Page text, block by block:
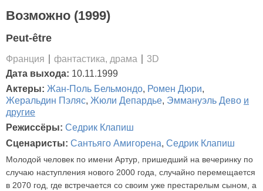
Возможно (1999)
Peut-être
Франция фантастика, драма
3D
Дата выхода: 10.11.1999
Актеры: Жан-Поль Бельмондо, Ромен Дюри,
Жеральдин Пэляс, Жюли Депардье, Эммануэль Дево и
другие
Режиссёры: Седрик Клапиш
Сценаристы: Сантьяго Амигорена, Седрик Клапиш
Молодой человек по имени Артур, пришедший на вечеринку по
случаю наступления нового 2000 года, случайно перемещается
в 2070 год, где встречается со своим уже престарелым сыном, а